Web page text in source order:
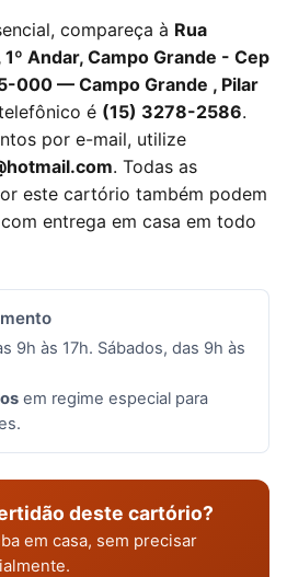
compareça à Rua
Andar, Campo Grande - Cep
000 — Campo Grande , Pilar
é (15) 3278-2586.
por e-mail, utilize
. Todas as
este cartório também podem
entrega em casa em todo
9h às 17h. Sábados, das 9h às
em regime especial para
deste cartório?
em casa, sem precisar